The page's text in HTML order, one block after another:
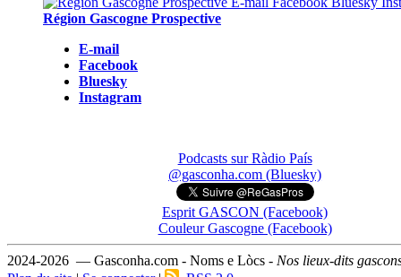
Région Gascogne Prospective
E-mail
Facebook
Bluesky
Instagram
Podcasts sur Ràdio País
@gasconha.com (Bluesky)
Esprit GASCON (Facebook)
Couleur Gascogne (Facebook)
2024-2026 — Gasconha.com - Noms e Lòcs - Nos lieux-dits